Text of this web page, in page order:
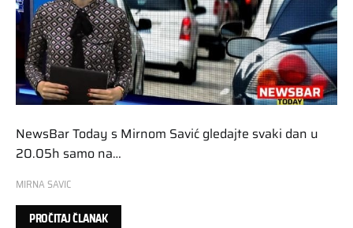
NewsBar Today s Mirnom Savić gledajte svaki dan u
20.05h samo na…
MIRNA SAVIC
PROČITAJ ČLANAK